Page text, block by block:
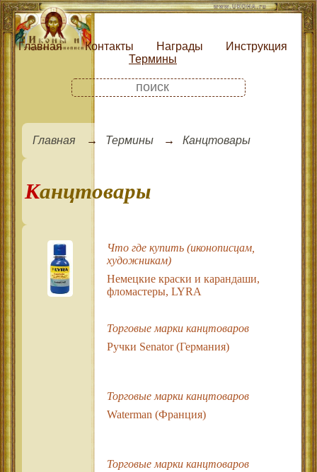
Главная Контакты Награды
Инструкция
Термины
Главная Термины Канцтовары
Канцтовары
Что где купить (иконописцам,
художникам)
Немецкие краски и карандаши,
фломастеры, LYRA
Торговые марки канцтоваров
Ручки Senator (Германия)
Торговые марки канцтоваров
Waterman (Франция)
Торговые марки канцтоваров